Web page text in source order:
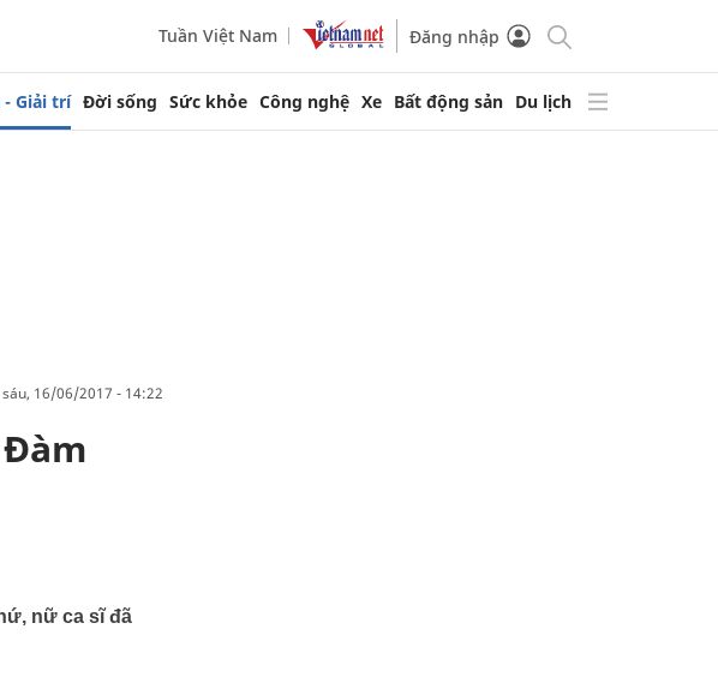
Tuần Việt Nam Đăng nhập
- Giải trí Đời sống Sức khỏe Công nghệ Xe Bất động sản Du lịch
sáu, 16/06/2017 - 14:22
nữ ca sĩ đã